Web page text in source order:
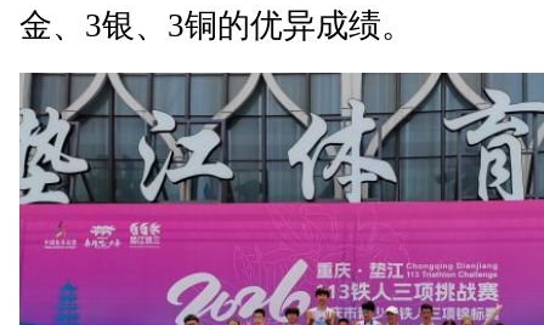
金、3银、3铜的优异成绩。